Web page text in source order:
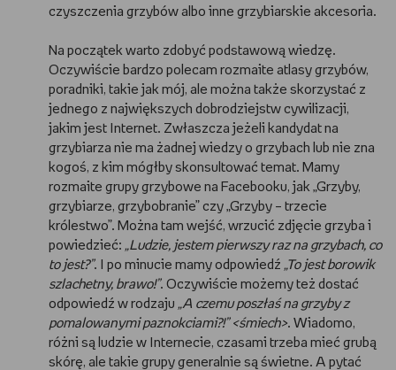
czyszczenia grzybów albo inne grzybiarskie akcesoria.
Na początek warto zdobyć podstawową wiedzę.
Oczywiście bardzo polecam rozmaite atlasy grzybów,
poradniki, takie jak mój, ale można także skorzystać z
jednego z największych dobrodziejstw cywilizacji,
jakim jest Internet. Zwłaszcza jeżeli kandydat na
grzybiarza nie ma żadnej wiedzy o grzybach lub nie zna
kogoś, z kim mógłby skonsultować temat. Mamy
rozmaite grupy grzybowe na Facebooku, jak „Grzyby,
grzybiarze, grzybobranie” czy „Grzyby – trzecie
królestwo”. Można tam wejść, wrzucić zdjęcie grzyba i
powiedzieć: „Ludzie, jestem pierwszy raz na grzybach, co
to jest?”. I po minucie mamy odpowiedź „To jest borowik
szlachetny, brawo!”. Oczywiście możemy też dostać
odpowiedź w rodzaju „A czemu poszłaś na grzyby z
pomalowanymi paznokciami?!” <śmiech>. Wiadomo,
różni są ludzie w Internecie, czasami trzeba mieć grubą
skórę, ale takie grupy generalnie są świetne. A pytać